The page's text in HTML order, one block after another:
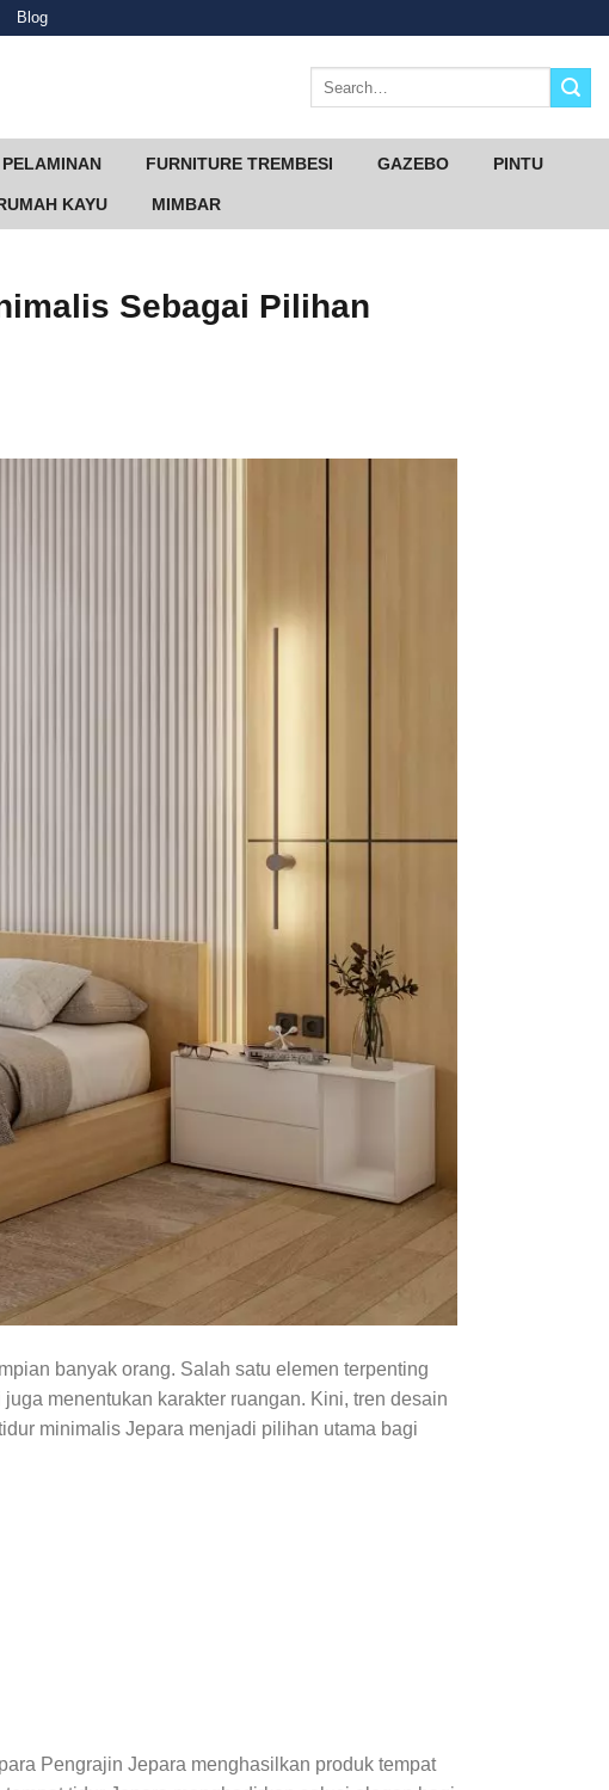
Blog
FURNITURE TREMBESI GAZEBO PINTU
KAYU MIMBAR
Sebagai Pilihan
banyak orang. Salah satu elemen terpenting
menentukan karakter ruangan. Kini, tren desain
minimalis Jepara menjadi pilihan utama bagi
Pengrajin Jepara menghasilkan produk tempat